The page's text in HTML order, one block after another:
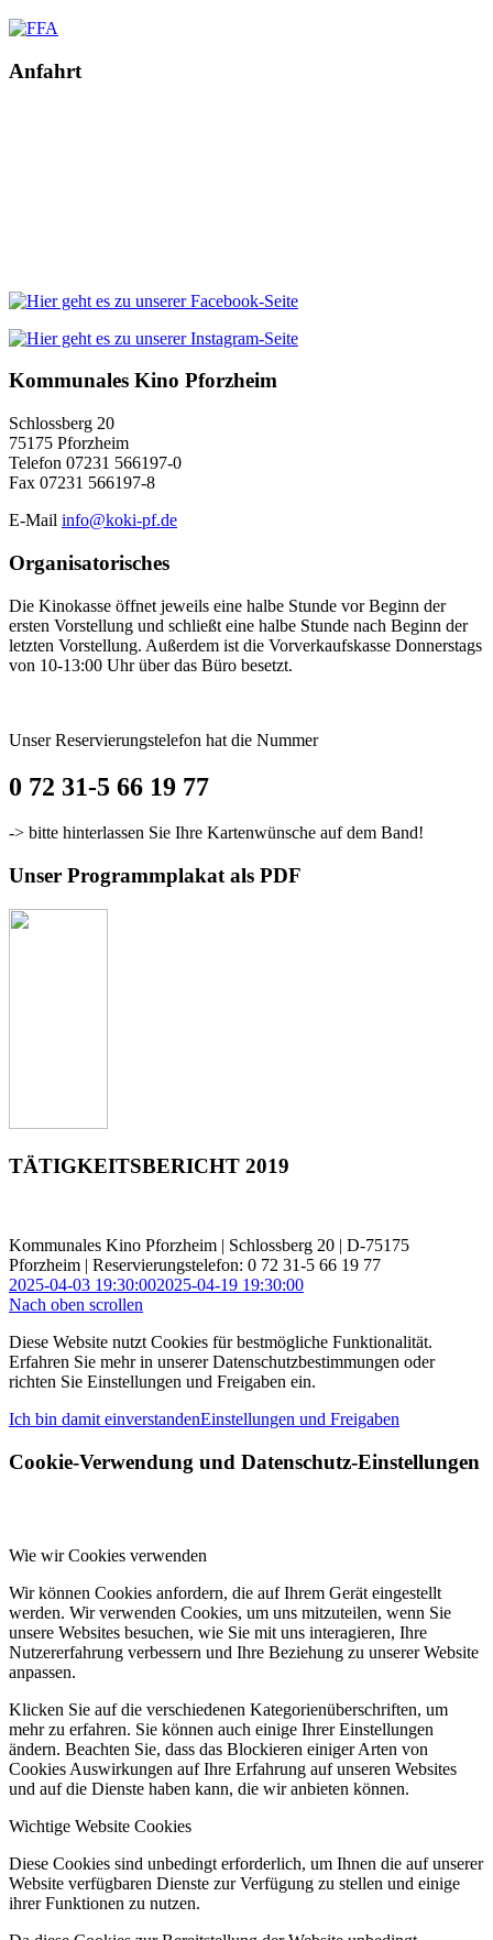
Anfahrt
Kommunales Kino Pforzheim
Schlossberg 20
75175 Pforzheim
Telefon 07231 566197-0
Fax 07231 566197-8
E-Mail info@koki-pf.de
Organisatorisches
Die Kinokasse öffnet jeweils eine halbe Stunde vor Beginn der
ersten Vorstellung und schließt eine halbe Stunde nach Beginn der
letzten Vorstellung. Außerdem ist die Vorverkaufskasse Donnerstags
von 10-13:00 Uhr über das Büro besetzt.
Unser Reservierungstelefon hat die Nummer
0 72 31-5 66 19 77
-> bitte hinterlassen Sie Ihre Kartenwünsche auf dem Band!
Unser Programmplakat als PDF
TÄTIGKEITSBERICHT 2019
Kommunales Kino Pforzheim | Schlossberg 20 | D-75175
Pforzheim | Reservierungstelefon: 0 72 31-5 66 19 77
2025-04-03 19:30:002025-04-19 19:30:00
Nach oben scrollen
Diese Website nutzt Cookies für bestmögliche Funktionalität.
Erfahren Sie mehr in unserer Datenschutzbestimmungen oder
richten Sie Einstellungen und Freigaben ein.
Ich bin damit einverstandenEinstellungen und Freigaben
Cookie-Verwendung und Datenschutz-Einstellungen
Wie wir Cookies verwenden
Wir können Cookies anfordern, die auf Ihrem Gerät eingestellt
werden. Wir verwenden Cookies, um uns mitzuteilen, wenn Sie
unsere Websites besuchen, wie Sie mit uns interagieren, Ihre
Nutzererfahrung verbessern und Ihre Beziehung zu unserer Website
anpassen.
Klicken Sie auf die verschiedenen Kategorienüberschriften, um
mehr zu erfahren. Sie können auch einige Ihrer Einstellungen
ändern. Beachten Sie, dass das Blockieren einiger Arten von
Cookies Auswirkungen auf Ihre Erfahrung auf unseren Websites
und auf die Dienste haben kann, die wir anbieten können.
Wichtige Website Cookies
Diese Cookies sind unbedingt erforderlich, um Ihnen die auf unserer
Website verfügbaren Dienste zur Verfügung zu stellen und einige
ihrer Funktionen zu nutzen.